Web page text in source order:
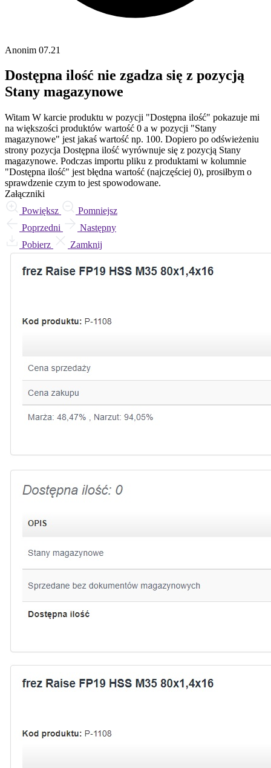
Anonim 07.21
Dostępna ilość nie zgadza się z pozycją
Stany magazynowe
Witam W karcie produktu w pozycji "Dostępna ilość" pokazuje mi
na większości produktów wartość 0 a w pozycji "Stany
magazynowe" jest jakaś wartość np. 100. Dopiero po odświeżeniu
strony pozycja Dostępna ilość wyrównuje się z pozycją Stany
magazynowe. Podczas importu pliku z produktami w kolumnie
"Dostępna ilość" jest błędna wartość (najczęściej 0), prosiłbym o
sprawdzenie czym to jest spowodowane.
Załączniki
Powiększ
Pomniejsz
Poprzedni
Następny
Pobierz
Zamknij